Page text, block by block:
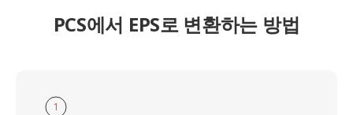
PCS에서 EPS로 변환하는 방법
1